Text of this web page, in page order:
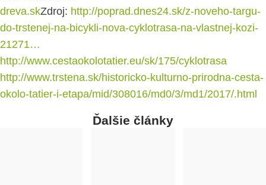
dreva.skZdroj: http://poprad.dnes24.sk/z-noveho-targu-
do-trstenej-na-bicykli-nova-cyklotrasa-na-vlastnej-kozi-
21271…
http://www.cestaokolotatier.eu/sk/175/cyklotrasa
http://www.trstena.sk/historicko-kulturno-prirodna-cesta-
okolo-tatier-i-etapa/mid/308016/md0/3/md1/2017/.html
Ďalšie články